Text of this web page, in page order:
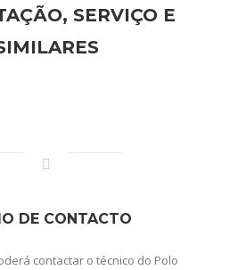
SERVIÇO E
DE CONTACTO
contactar o técnico do Polo